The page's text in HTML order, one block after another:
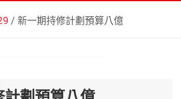
新一期持修計劃預算八億